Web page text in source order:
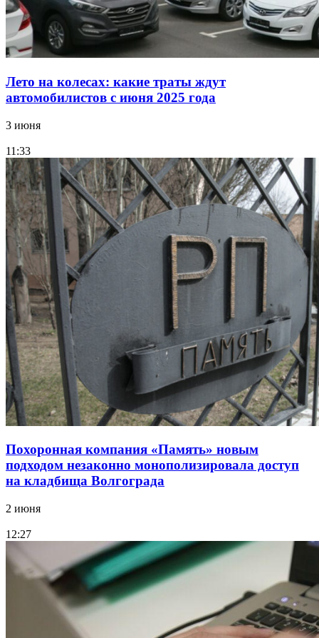
Лето на колесах: какие траты ждут
автомобилистов с июня 2025 года
3 июня
11:33
Похоронная компания «Память» новым
подходом незаконно монополизировала доступ
на кладбища Волгограда
2 июня
12:27